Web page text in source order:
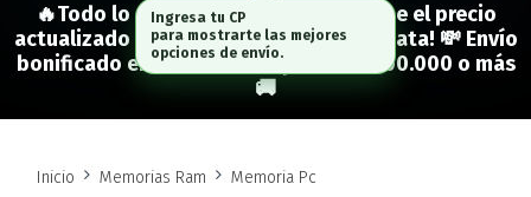
🔥Todo lo que figura "EN STOCK" tiene el precio
actualizado y está para entrega inmediata! 💸 Envío
bonificado en CABA en compras de $500.000 o más
🚚
Inicio Memorias Ram Memoria Pc
Ingresa tu CP
para mostrarte las mejores
opciones de envío.